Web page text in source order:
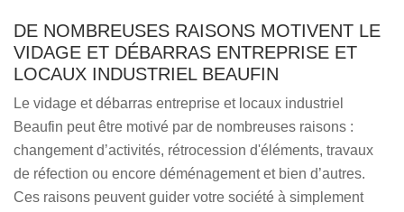
DE NOMBREUSES RAISONS MOTIVENT LE
VIDAGE ET DÉBARRAS ENTREPRISE ET
LOCAUX INDUSTRIEL BEAUFIN
Le vidage et débarras entreprise et locaux industriel
Beaufin peut être motivé par de nombreuses raisons :
changement d’activités, rétrocession d'éléments, travaux
de réfection ou encore déménagement et bien d’autres.
Ces raisons peuvent guider votre société à simplement